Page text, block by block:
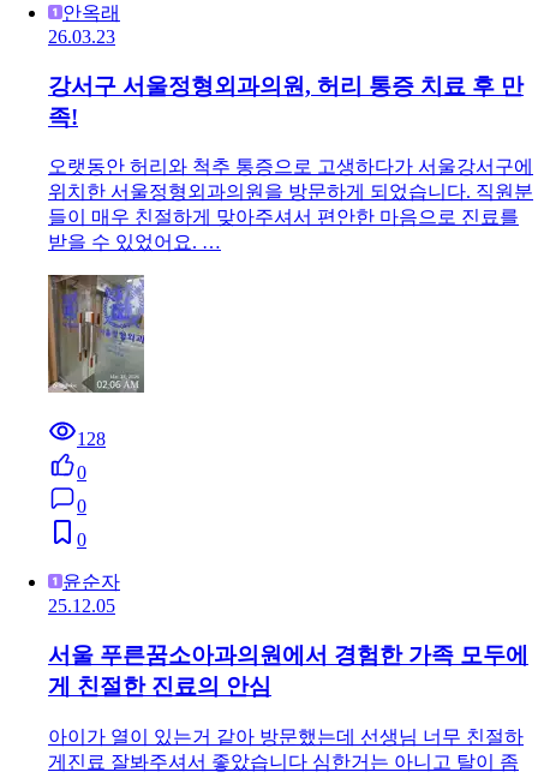
안옥래
26.03.23
강서구 서울정형외과의원, 허리 통증 치료 후 만
족!
오랫동안 허리와 척추 통증으로 고생하다가 서울강서구에
위치한 서울정형외과의원을 방문하게 되었습니다. 직원분
들이 매우 친절하게 맞아주셔서 편안한 마음으로 진료를
받을 수 있었어요. …
128
0
0
0
윤순자
25.12.05
서울 푸른꿈소아과의원에서 경험한 가족 모두에
게 친절한 진료의 안심
아이가 열이 있는거 같아 방문했는데 선생님 너무 친절하
게진료 잘봐주셔서 좋았습니다 심한거는 아니고 탈이 좀